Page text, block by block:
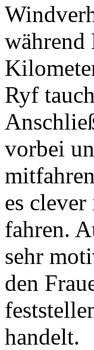
Ryf
vorbei
es
fahren.
sehr
den
handelt.